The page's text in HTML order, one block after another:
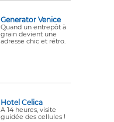
Generator Venice
Quand un entrepôt à
grain devient une
adresse chic et rétro.
Hotel Celica
A 14 heures, visite
guidée des cellules !